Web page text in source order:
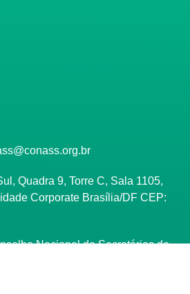
Quadra 9, Torre C, Sala 1105,
Corporate Brasília/DF CEP:
Nacional de Secretários de